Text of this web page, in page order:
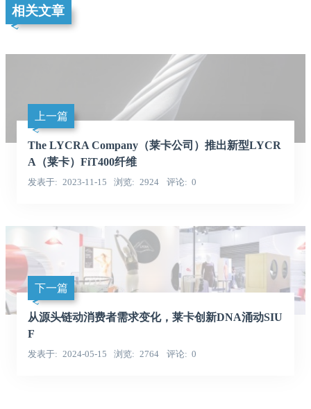
相关文章
上一篇
The LYCRA Company（莱卡公司）推出新型LYCR
A（莱卡）FiT400纤维
发表于 2023-11-15 浏览 2924 评论 0
下一篇
从源头链动消费者需求变化，莱卡创新DNA涌动SIU
F
发表于 2024-05-15 浏览 2764 评论 0